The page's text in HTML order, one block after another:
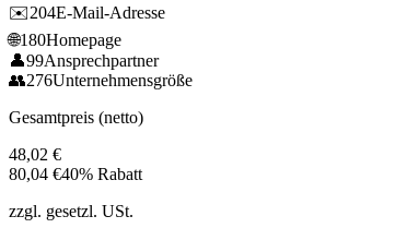
✉️204E-Mail-Adresse
🌐180Homepage
👤99Ansprechpartner
👥276Unternehmensgröße
Gesamtpreis (netto)
48,02 €
80,04 €40% Rabatt
zzgl. gesetzl. USt.